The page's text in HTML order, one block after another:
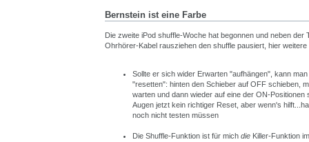
Bernstein ist eine Farbe
Die zweite iPod shuffle-Woche hat begonnen und neben der
Ohrhörer-Kabel rausziehen den shuffle pausiert, hier
Sollte er sich wider Erwarten "aufhängen", kann
"resetten": hinten den Schieber auf OFF schieben,
warten und dann wieder auf eine der ON-Positionen
Augen jetzt kein richtiger Reset, aber wenn's
noch nicht testen müssen
Die Shuffle-Funktion ist für mich die Killer-Funktion